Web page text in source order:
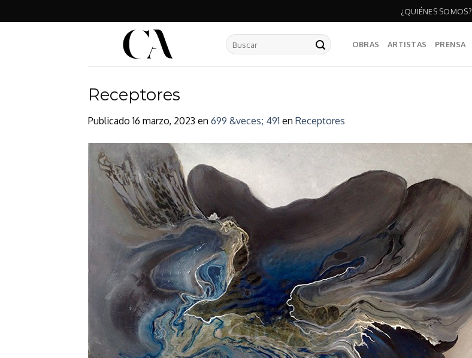
to
¿QUIÉNES SOMOS?
Buscar
por:
OBRAS ARTISTAS PRENSA
Receptores
Publicado16 marzo, 2023 en 699 &veces; 491 en Receptores